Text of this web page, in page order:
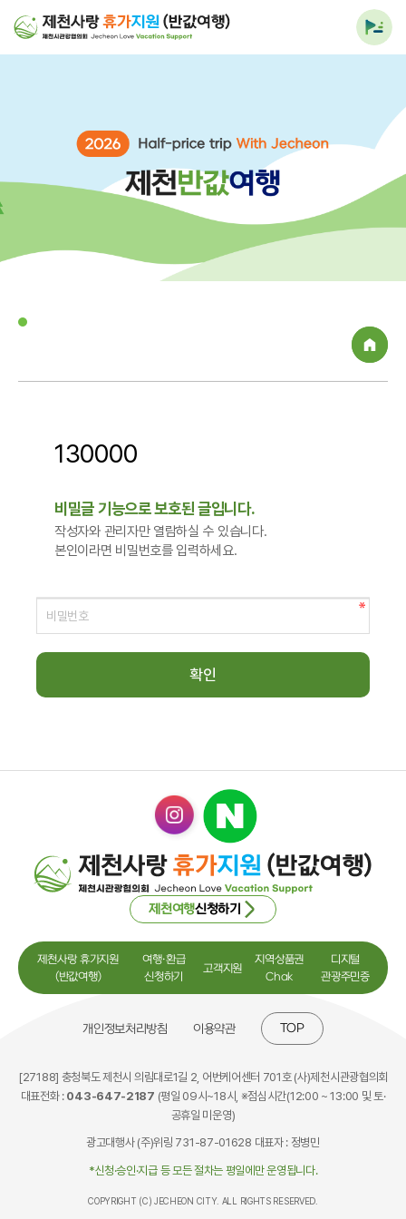
전체
메뉴
130000
비밀글 기능으로 보호된 글입니다.
작성자와 관리자만 열람하실 수 있습니다.
본인이라면 비밀번호를 입력하세요.
제천여행신청하기
제천사랑 휴가지원
(반값여행)
여행·환급
신청하기
고객지원
지역상품권
Chak
디지털
관광주민증
개인정보처리방침 이용약관 TOP
[27188] 충청북도 제천시 의림대로1길 2, 어번케어센터 701호 (사)제천시관광협의회
대표전화 : 043-647-2187 (평일 09시~18시, ※점심시간(12:00 ~ 13:00 및 토·
공휴일 미운영)
광고대행사 (주)위링 731-87-01628 대표자 : 정병민
*신청·승인·지급 등 모든 절차는 평일에만 운영됩니다.
COPYRIGHT (C) JECHEON CITY. ALL RIGHTS RESERVED.